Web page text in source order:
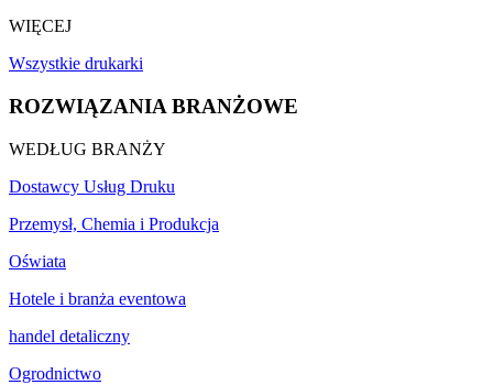
WIĘCEJ
Wszystkie drukarki
ROZWIĄZANIA BRANŻOWE
WEDŁUG BRANŻY
Dostawcy Usług Druku
Przemysł, Chemia i Produkcja
Oświata
Hotele i branża eventowa
handel detaliczny
Ogrodnictwo